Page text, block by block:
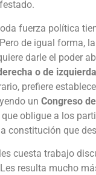
fuerza política
de igual forma,
darle el poder
o de
prefiere
un Congreso
obligue a los
constitución que
cuesta trabajo
resulta mucho